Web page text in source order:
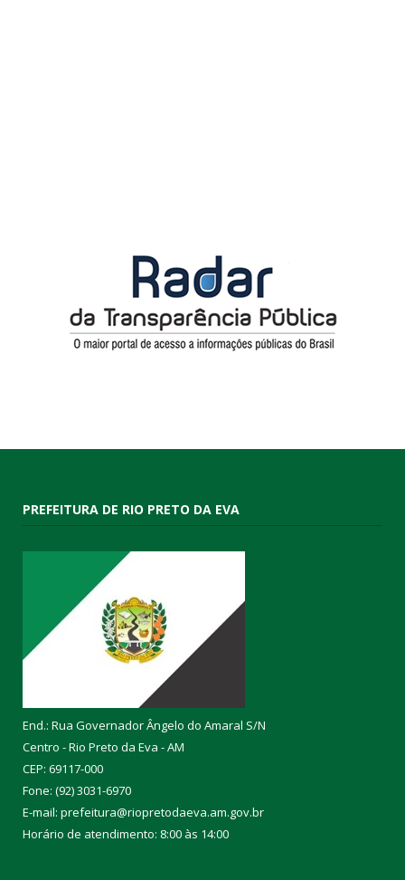
PREFEITURA DE RIO PRETO DA EVA
End.: Rua Governador Ângelo do Amaral S/N
Centro - Rio Preto da Eva - AM
CEP: 69117-000
Fone: (92) 3031-6970
E-mail: prefeitura@riopretodaeva.am.gov.br
Horário de atendimento: 8:00 às 14:00